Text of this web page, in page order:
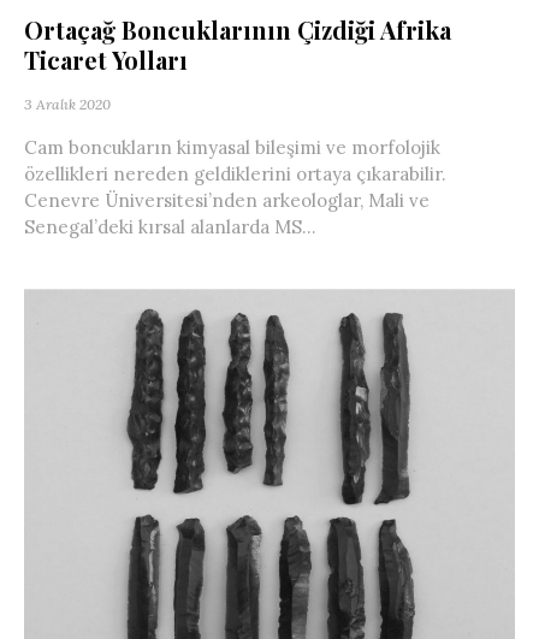
Ortaçağ Boncuklarının Çizdiği Afrika
Ticaret Yolları
3 Aralık 2020
Cam boncukların kimyasal bileşimi ve morfolojik
özellikleri nereden geldiklerini ortaya çıkarabilir.
Cenevre Üniversitesi’nden arkeologlar, Mali ve
Senegal’deki kırsal alanlarda MS...